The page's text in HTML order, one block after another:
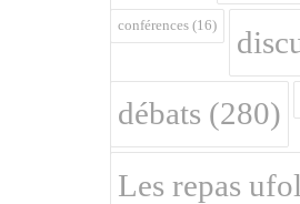
conférences (16)
débats (280)
Les repas